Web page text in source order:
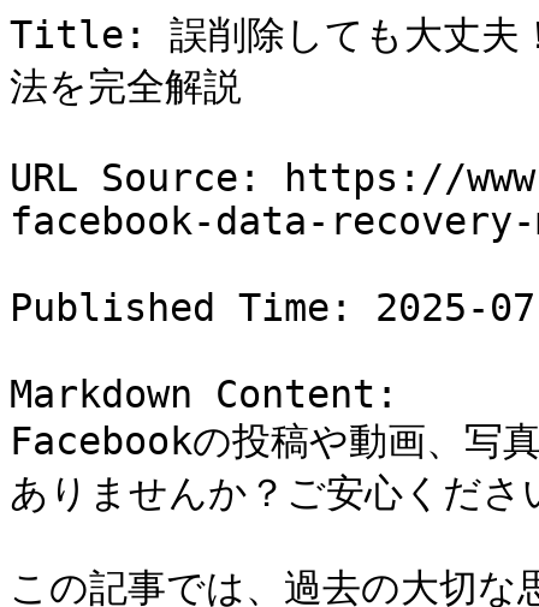
Title: 誤削除しても大丈夫
法を完全解説
URL Source: https://
facebook-data-
Published Time: 2025-
Markdown Content:
Facebookの投稿や動画、写
ありませんか？ご安心くだ
この記事では、過去の大切